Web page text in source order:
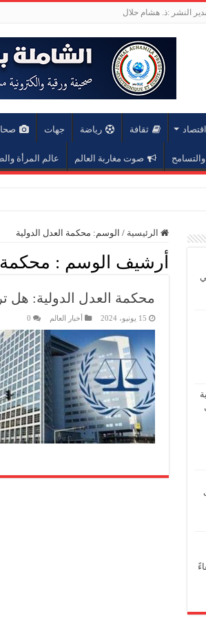
النشر :ذ. هشام حلال
اقتصاد ثقافة رياضة جهات
صوت مغاربة العالم عالم المرأة
الخامس
الرئيسية / الوسم: محكمة العدل الدولية
أرشيف الوسم : محكمة
محكمة العدل الدولية: هل
15 يونيو، 2024 أخبار العالم 0